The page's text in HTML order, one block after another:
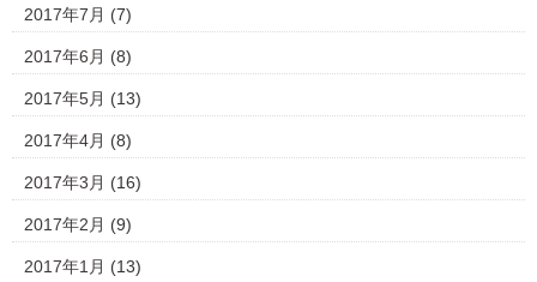
2017年7月 (7)
2017年6月 (8)
2017年5月 (13)
2017年4月 (8)
2017年3月 (16)
2017年2月 (9)
2017年1月 (13)